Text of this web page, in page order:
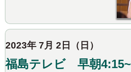
2023年 7月 2日（日）
福島テレビ 早朝